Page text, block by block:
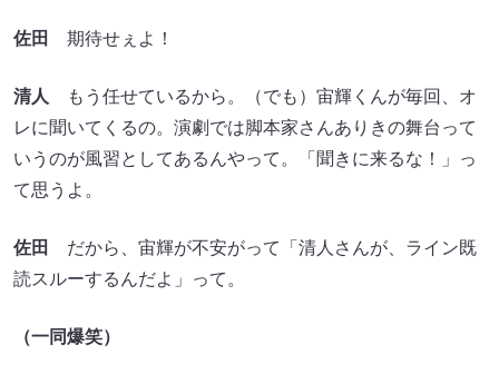
佐田 期待せぇよ！
清人
もう任せているから。（でも）宙輝くんが毎回、オ
レに聞いてくるの。演劇では脚本家さんありきの舞台って
いうのが風習としてあるんやって。「聞きに来るな！」っ
て思うよ。
佐田
だから、宙輝が不安がって「清人さんが、ライン既
読スルーするんだよ」って。
（一同爆笑）